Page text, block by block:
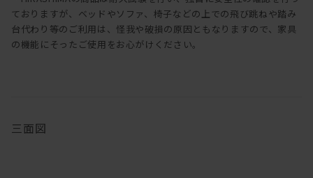
ておりますが、ベッドやソファ、椅子などの上での飛び跳ねや踏み
台代わり等のご利用は、怪我や破損の原因ともなりますので、家具
の機能にそったご使用をお心がけください。
三面図